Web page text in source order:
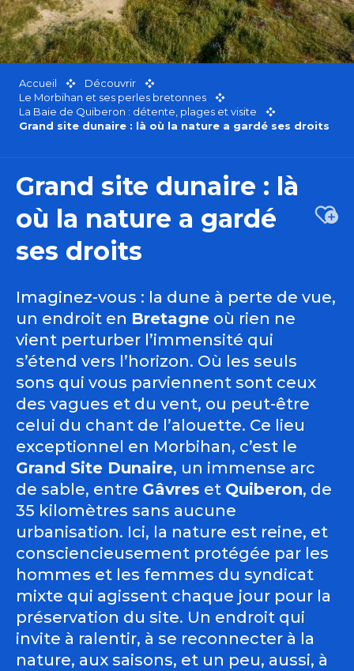
Accueil
Découvrir
Le Morbihan et ses perles bretonnes
La Baie de Quiberon : détente, plages et visite
Grand site dunaire : là où la nature a gardé ses droits
Grand site dunaire : là
où la nature a gardé
ses droits
Imaginez-vous : la dune à perte de vue,
un endroit en Bretagne où rien ne
vient perturber l’immensité qui
s’étend vers l’horizon. Où les seuls
sons qui vous parviennent sont ceux
des vagues et du vent, ou peut-être
celui du chant de l’alouette. Ce lieu
exceptionnel en Morbihan, c’est le
Grand Site Dunaire, un immense arc
de sable, entre Gâvres et Quiberon, de
35 kilomètres sans aucune
urbanisation. Ici, la nature est reine, et
consciencieusement protégée par les
hommes et les femmes du syndicat
mixte qui agissent chaque jour pour la
préservation du site. Un endroit qui
invite à ralentir, à se reconnecter à la
nature, aux saisons, et un peu, aussi, à